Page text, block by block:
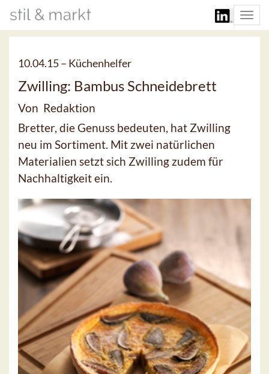
10.04.15 – Küchenhelfer
Zwilling: Bambus Schneidebrett
Von Redaktion
Bretter, die Genuss bedeuten, hat Zwilling
neu im Sortiment. Mit zwei natürlichen
Materialien setzt sich Zwilling zudem für
Nachhaltigkeit ein.